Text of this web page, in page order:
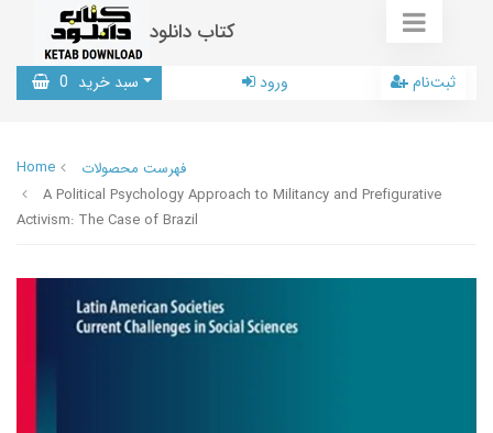
کتاب دانلود
سبد خرید 0 ورود ثبت‌نام
Home
فهرست محصولات
A Political Psychology Approach to Militancy and Prefigurative
Activism: The Case of Brazil